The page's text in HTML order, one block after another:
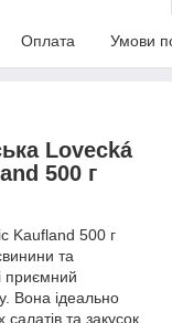
Оплата Умови
Lovecká
500 г
Kaufland 500 г
та
приємний
Вона ідеально
та закусок,